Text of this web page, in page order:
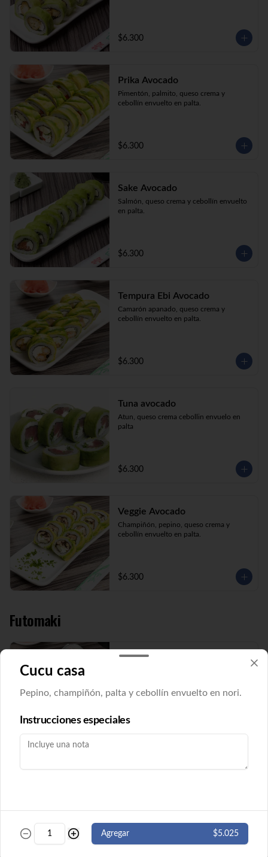
$6.300
Prika Avocado
Pimentón, palmito, queso crema y
cebollín envuelto en palta.
$6.300
Sake Avocado
Salmón, queso crema y cebollín envuelto
en palta.
$6.300
Tempura Ebi Avocado
Camarón apanado, queso crema y
cebollín envuelto en palta.
$6.300
Tuna avocado
Atun, queso crema cebollin envuelo en
palta
$6.300
Veggie Avocado
Champiñón, pepino, queso crema y
cebollín envuelto en palta.
$6.300
Futomaki
Futomaki Cucu Maki
$5.500
$5.500
Cucu casa
Pepino, champiñón, palta y cebollín envuelto en nori.
Instrucciones especiales
Agregar $5.025